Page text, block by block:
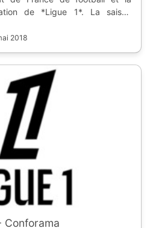
de *Ligue 1*. La saison
est sponsor titre du
AC Classement final
2018
Conforama